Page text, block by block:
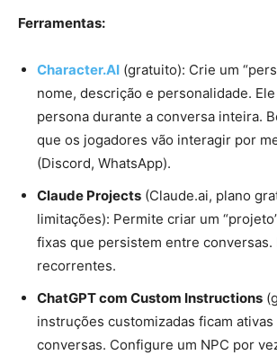
Ferramentas:
Character.AI (gratuito): Crie um
nome, descrição e personalidade.
persona durante a conversa inteira.
que os jogadores vão interagir por
(Discord, WhatsApp).
Claude Projects (Claude.ai, plano
limitações): Permite criar um
fixas que persistem entre conversas.
recorrentes.
ChatGPT com Custom Instructions
instruções customizadas ficam ativas
conversas. Configure um NPC por